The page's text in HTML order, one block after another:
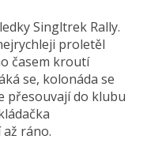
Singltrek Rally.
proletěl
časem kroutí
se, kolonáda se
přesouvají do klubu
ráno.